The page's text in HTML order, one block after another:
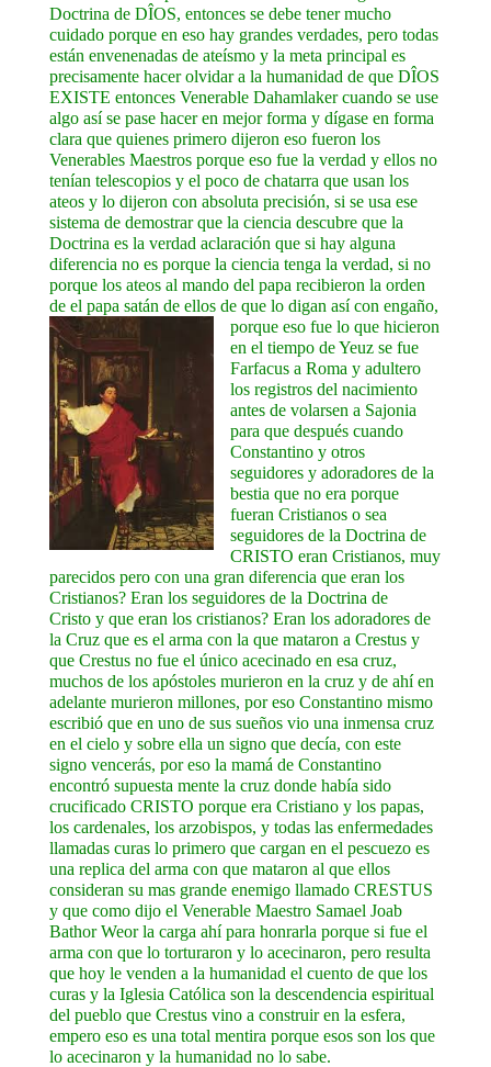
Doctrina de DÎOS, entonces se debe tener mucho
cuidado porque en eso hay grandes verdades, pero todas
están envenenadas de ateísmo y la meta principal es
precisamente hacer olvidar a la humanidad de que DÎOS
EXISTE entonces Venerable Dahamlaker cuando se use
algo así se pase hacer en mejor forma y dígase en forma
clara que quienes primero dijeron eso fueron los
Venerables Maestros porque eso fue la verdad y ellos no
tenían telescopios y el poco de chatarra que usan los
ateos y lo dijeron con absoluta precisión, si se usa ese
sistema de demostrar que la ciencia descubre que la
Doctrina es la verdad aclaración que si hay alguna
diferencia no es porque la ciencia tenga la verdad, si no
porque los ateos al mando del papa recibieron la orden
de el papa satán de ellos de que lo digan así con engaño,
porque eso fue lo que hicieron
en el tiempo de Yeuz se fue
Farfacus a Roma y adultero
los registros del nacimiento
antes de volarsen a Sajonia
para que después cuando
Constantino y otros
seguidores y adoradores de la
bestia que no era porque
fueran Cristianos o sea
seguidores de la Doctrina de
CRISTO eran Cristianos, muy
parecidos pero con una gran diferencia que eran los
Cristianos? Eran los seguidores de la Doctrina de
Cristo y que eran los cristianos? Eran los adoradores de
la Cruz que es el arma con la que mataron a Crestus y
que Crestus no fue el único acecinado en esa cruz,
muchos de los apóstoles murieron en la cruz y de ahí en
adelante murieron millones, por eso Constantino mismo
escribió que en uno de sus sueños vio una inmensa cruz
en el cielo y sobre ella un signo que decía, con este
signo vencerás, por eso la mamá de Constantino
encontró supuesta mente la cruz donde había sido
crucificado CRISTO porque era Cristiano y los papas,
los cardenales, los arzobispos, y todas las enfermedades
llamadas curas lo primero que cargan en el pescuezo es
una replica del arma con que mataron al que ellos
consideran su mas grande enemigo llamado CRESTUS
y que como dijo el Venerable Maestro Samael Joab
Bathor Weor la carga ahí para honrarla porque si fue el
arma con que lo torturaron y lo acecinaron, pero resulta
que hoy le venden a la humanidad el cuento de que los
curas y la Iglesia Católica son la descendencia espiritual
del pueblo que Crestus vino a construir en la esfera,
empero eso es una total mentira porque esos son los que
lo acecinaron y la humanidad no lo sabe.